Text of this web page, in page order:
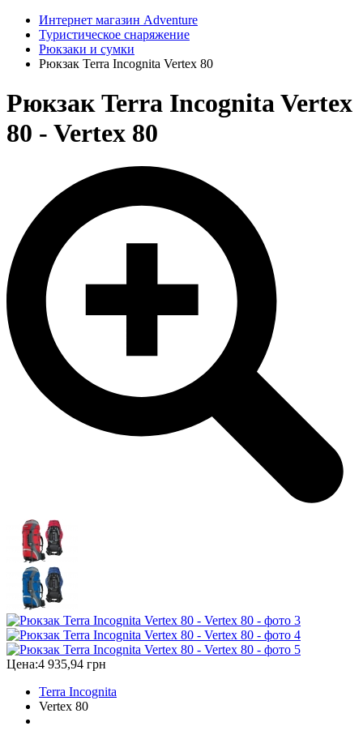
Интернет магазин Adventure
Туристическое снаряжение
Рюкзаки и сумки
Рюкзак Terra Incognita Vertex 80
Рюкзак Terra Incognita Vertex
80 - Vertex 80
Цена:4 935,94 грн
Terra Incognita
Vertex 80